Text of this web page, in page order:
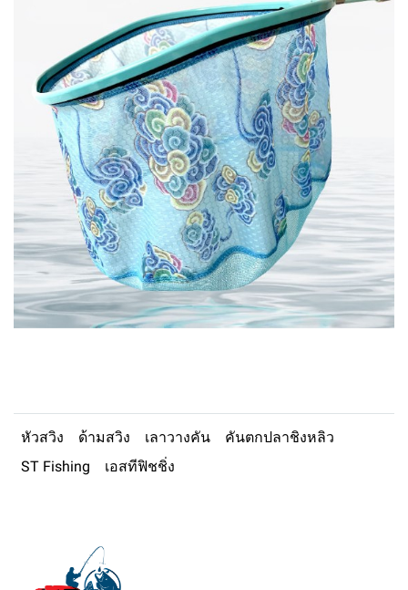
หัวสวิง ด้ามสวิง เลาวางคัน
คันตกปลาชิงหลิว
ST Fishing
เอสทีฟิชชิ่ง